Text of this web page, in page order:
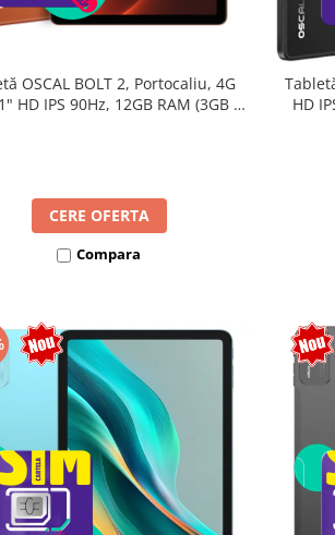
OSCAL BOLT 2, Portocaliu, 4G
HD IPS 90Hz, 12GB RAM (3GB +
CERE OFERTA
Compara
HD